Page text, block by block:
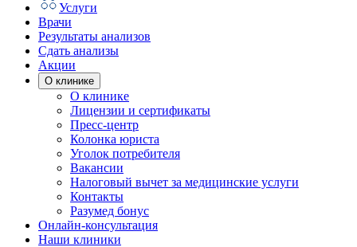
Услуги
Врачи
Результаты анализов
Сдать анализы
Акции
О клинике
О клинике
Лицензии и сертификаты
Пресс-центр
Колонка юриста
Уголок потребителя
Вакансии
Налоговый вычет за медицинские услуги
Контакты
Разумед бонус
Онлайн-консультация
Наши клиники